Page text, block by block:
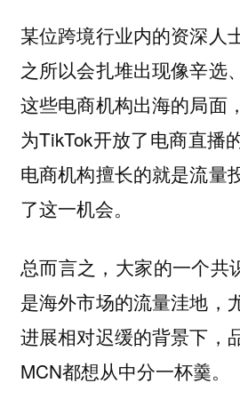
某位跨境行业内的资深人
之所以会扎堆出现像辛选
这些电商机构出海的局面
为TikTok开放了电商直播
电商机构擅长的就是流量
了这一机会。
总而言之，大家的一个共
是海外市场的流量洼地，
进展相对迟缓的背景下，
MCN都想从中分一杯羹。